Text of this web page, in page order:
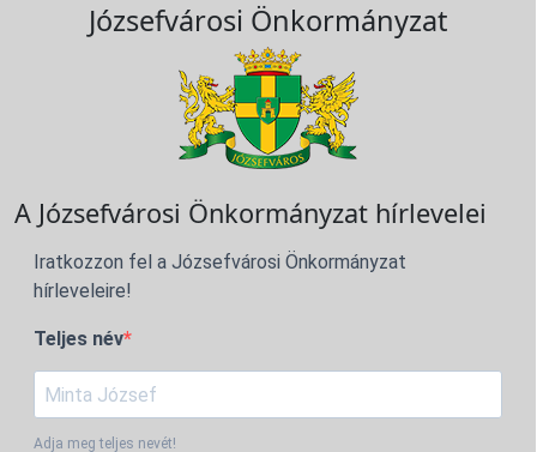
Józsefvárosi Önkormányzat
A Józsefvárosi Önkormányzat hírlevelei
Iratkozzon fel a Józsefvárosi Önkormányzat
hírleveleire!
Teljes név
Adja meg teljes nevét!